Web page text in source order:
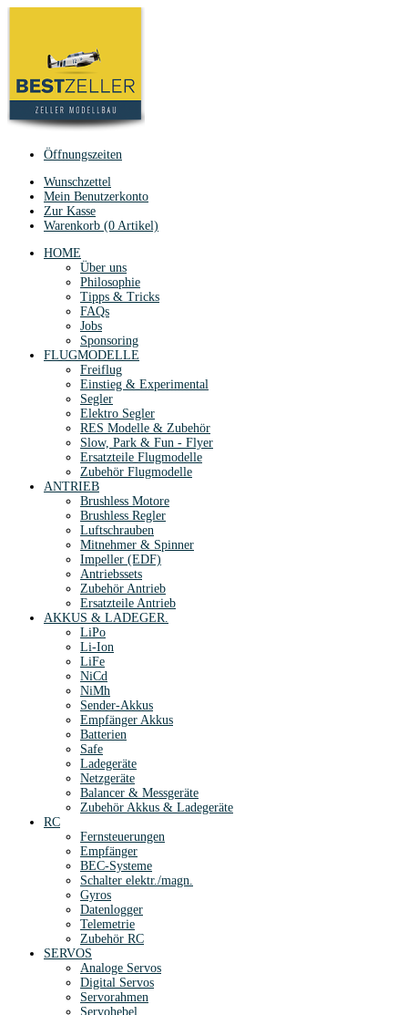
Öffnungszeiten
Wunschzettel
Mein Benutzerkonto
Zur Kasse
Warenkorb (0 Artikel)
HOME
Über uns
Philosophie
Tipps & Tricks
FAQs
Jobs
Sponsoring
FLUGMODELLE
Freiflug
Einstieg & Experimental
Segler
Elektro Segler
RES Modelle & Zubehör
Slow, Park & Fun - Flyer
Ersatzteile Flugmodelle
Zubehör Flugmodelle
ANTRIEB
Brushless Motore
Brushless Regler
Luftschrauben
Mitnehmer & Spinner
Impeller (EDF)
Antriebssets
Zubehör Antrieb
Ersatzteile Antrieb
AKKUS & LADEGER.
LiPo
Li-Ion
LiFe
NiCd
NiMh
Sender-Akkus
Empfänger Akkus
Batterien
Safe
Ladegeräte
Netzgeräte
Balancer & Messgeräte
Zubehör Akkus & Ladegeräte
RC
Fernsteuerungen
Empfänger
BEC-Systeme
Schalter elektr./magn.
Gyros
Datenlogger
Telemetrie
Zubehör RC
SERVOS
Analoge Servos
Digital Servos
Servorahmen
Servohebel